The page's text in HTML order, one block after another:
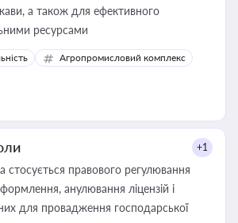
а також для ефективного
ресурсами
Агропромисловий комплекс
+1
стосується правового регулювання
анулювання ліцензій і
для провадження господарської